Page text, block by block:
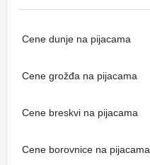
Cene dunje na pijacama
Cene grožđa na pijacama
Cene breskvi na pijacama
Cene borovnice na pijacama